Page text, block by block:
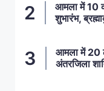
आमला में 10
शुभारंभ,
आमला में 20
अंतरजिला